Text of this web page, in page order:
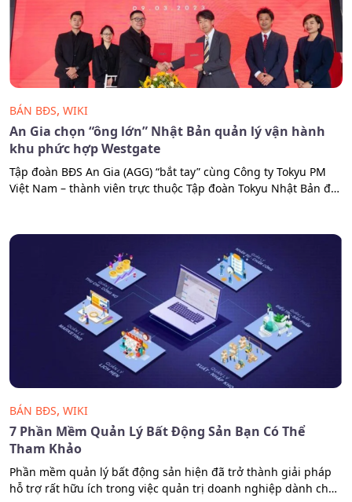
BÁN BĐS, WIKI
An Gia chọn “ông lớn” Nhật Bản quản lý vận hành
khu phức hợp Westgate
Tập đoàn BĐS An Gia (AGG) “bắt tay” cùng Công ty Tokyu PM
Việt Nam – thành viên trực thuộc Tập đoàn Tokyu Nhật Bản để
một sản phẩm bất động…
BÁN BĐS, WIKI
7 Phần Mềm Quản Lý Bất Động Sản Bạn Có Thể
Tham Khảo
Phần mềm quản lý bất động sản hiện đã trở thành giải pháp
hỗ trợ rất hữu ích trong việc quản trị doanh nghiệp dành cho